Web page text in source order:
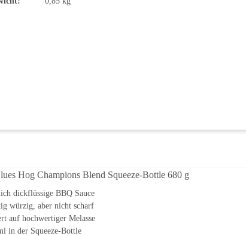
Hog Champions Blend Squeeze-Bottle 680 g
dickflüssige BBQ Sauce
würzig, aber nicht scharf
auf hochwertiger Melasse
in der Squeeze-Bottle